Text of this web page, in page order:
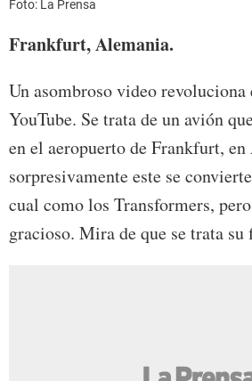
Foto: La Prensa
Frankfurt, Alemania.
Un asombroso video revoluciona
YouTube. Se trata de un avión
en el aeropuerto de Frankfurt,
sorpresivamente este se
cual como los Transformers,
gracioso. Mira de que se trata su